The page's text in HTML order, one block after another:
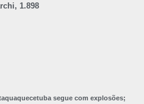
1.898
segue com explosões;